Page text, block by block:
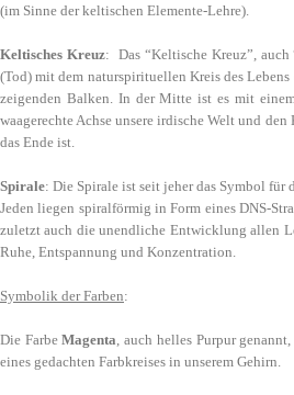
(im Sinne der keltischen Elemente-Lehre).
Keltisches Kreuz: Das “Keltische Kreuz”,
(Tod) mit dem naturspirituellen Kreis des
zeigenden Balken. In der Mitte ist es mit
waagerechte Achse unsere irdische Welt und
das Ende ist.
Spirale: Die Spirale ist seit jeher das Symbol für
Jeden liegen spiralförmig in Form eines DNS-
zuletzt auch die unendliche Entwicklung allen
Ruhe, Entspannung und Konzentration.
Symbolik der Farben:
Die FarbeMagenta , auch helles Purpur
eines gedachten Farbkreises in unserem Gehirn.